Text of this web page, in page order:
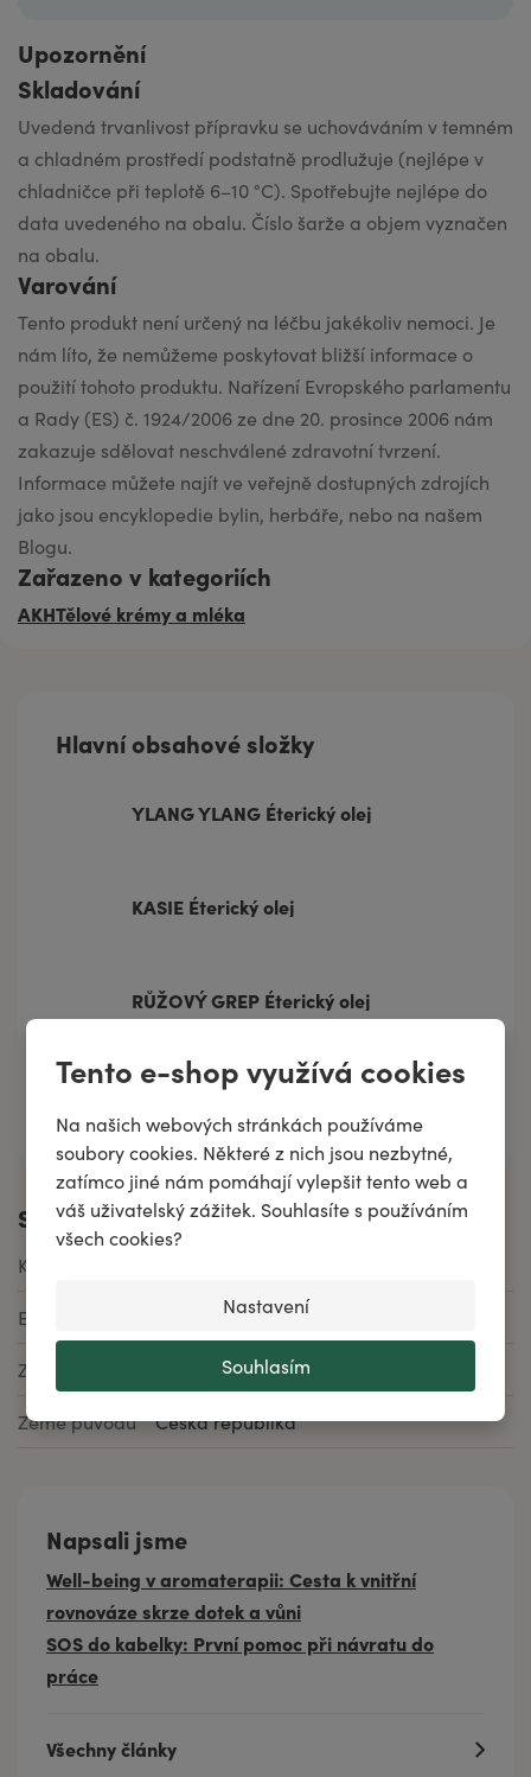
Tento e-shop využívá cookies
Na našich webových stránkách používáme
soubory cookies. Některé z nich jsou nezbytné,
zatímco jiné nám pomáhají vylepšit tento web a
váš uživatelský zážitek. Souhlasíte s používáním
všech cookies?
Nastavení
Souhlasím
Upozornění
Skladování
Uvedená trvanli­vost přípravku se uchováváním v temném
a chladném prostředí podstatně prodlužuje (nejlépe v
chladničce při teplotě 6–10 °C). Spotřebujte nejlépe do
data uvedeného na obalu. Číslo šarže a objem vyznačen
na obalu.
Varování
Tento produkt není určený na léčbu jakékoliv nemoci. Je
nám líto, že nemůžeme poskytovat bližší informace o
použití tohoto produktu. Nařízení Evropského parlamentu
a Rady (ES) č. 1924/2006 ze dne 20. prosince 2006 nám
zakazuje sdělovat neschválené zdravotní tvrzení.
Informace můžete najít ve veřejně dostupných zdrojích
jako jsou encyklopedie bylin, herbáře, nebo na našem
Blogu.
Zařazeno v kategoriích
AKHTělové krémy a mléka
Hlavní obsahové složky
YLANG YLANG Éterický olej
KASIE Éterický olej
RŮŽOVÝ GREP Éterický olej
Specifikace
Kód produktu
EAN
Značka
Země původu Česká republika
Napsali jsme
Well-being v aromaterapii: Cesta k vnitřní
rovnováze skrze dotek a vůni
SOS do kabelky: První pomoc při návratu do
práce
Všechny články